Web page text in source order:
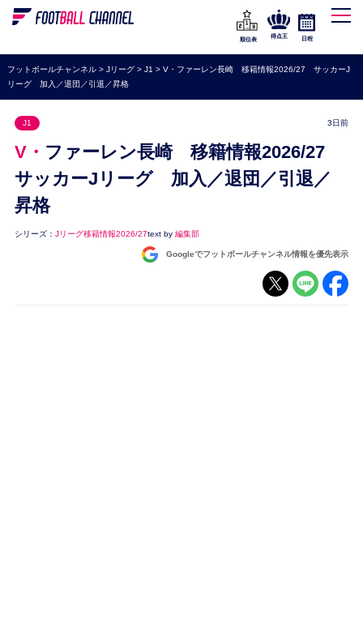
WEリーグ
海外サッカー
プレミアリーグ
セリエA
ブンデスリーガ
ナショナルチーム
順位表
得点王 日程
フットボールチャンネル> Jリーグ> J1 > V・ファーレン長崎 移籍情報2026/27 サッカーJ
リーグ 加入／退団／引退／昇格
J1 3日前
V・ファーレン長崎 移籍情報2026/27
サッカーJリーグ 加入／退団／引退／
昇格
シリーズ： Jリーグ移籍情報2026/27text by 編集部
Googleでフットボールチャンネル情報を優先表示